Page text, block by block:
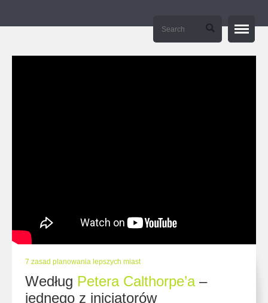
7 zasad planowania lepszych miast
Według Petera Calthorpe’a–
jednego z inicjatorów